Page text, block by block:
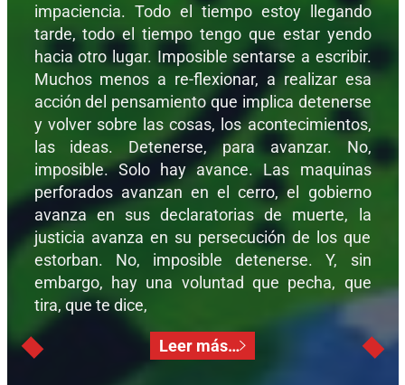
impaciencia. Todo el tiempo estoy llegando
tarde, todo el tiempo tengo que estar yendo
hacia otro lugar. Imposible sentarse a escribir.
Muchos menos a re-flexionar, a realizar esa
acción del pensamiento que implica detenerse
y volver sobre las cosas, los acontecimientos,
las ideas. Detenerse, para avanzar. No,
imposible. Solo hay avance. Las maquinas
perforados avanzan en el cerro, el gobierno
avanza en sus declaratorias de muerte, la
justicia avanza en su persecución de los que
estorban. No, imposible detenerse. Y, sin
embargo, hay una voluntad que pecha, que
tira, que te dice,
Leer más…